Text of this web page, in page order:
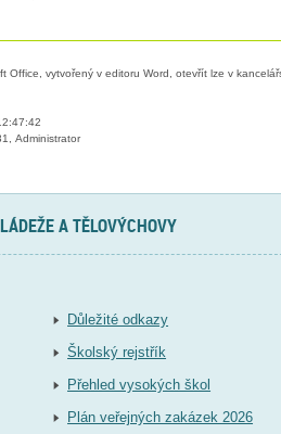
Office, vytvořený v editoru Word, otevřít lze v
Administrator
A TĚLOVÝCHOVY
Důležité odkazy
Školský rejstřík
Přehled vysokých škol
Plán veřejných zakázek 2026